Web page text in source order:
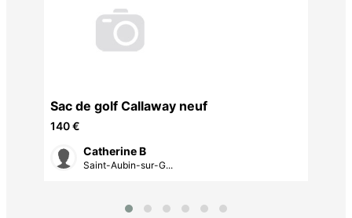
Sac de golf Callaway neuf
140 €
Catherine B
Saint-Aubin-sur-G...